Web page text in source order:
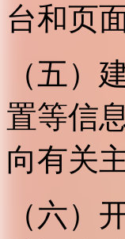
台和页
（五）
置等信
向有关
（六）